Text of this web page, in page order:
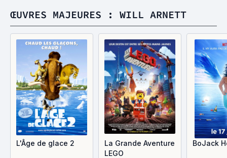
ŒUVRES MAJEURES : WILL ARNETT
L'Âge de glace 2
La Grande Aventure
LEGO
BoJack